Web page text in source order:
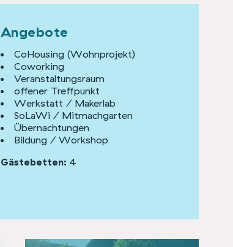
Angebote
CoHousing (Wohnprojekt)
Coworking
Veranstaltungsraum
offener Treffpunkt
Werkstatt / Makerlab
SoLaWi / Mitmachgarten
Übernachtungen
Bildung / Workshop
Gästebetten: 4